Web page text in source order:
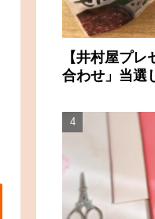
【井村屋プ
合わせ」当選